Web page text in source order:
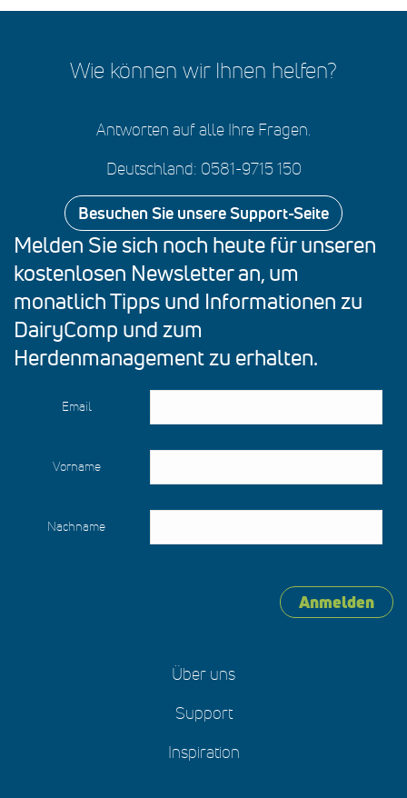
Wie können wir Ihnen helfen?
Antworten auf alle Ihre Fragen.
Deutschland: 0581-9715 150
Besuchen Sie unsere Support-Seite
Melden Sie sich noch heute für unseren
kostenlosen Newsletter an, um
monatlich Tipps und Informationen zu
DairyComp und zum
Herdenmanagement zu erhalten.
Email
Vorname
Nachname
Anmelden
Über uns
Support
Inspiration